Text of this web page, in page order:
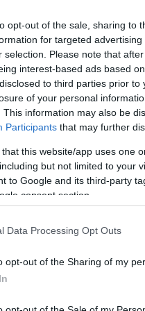
opt-out of the sale, sharing to
for targeted
selection. Please note that
interest-based ads based
to third parties prior
of your personal
This information may also be
Participants that may further
that this website/app uses one
but not limited to your
to Google and its third-party
consent section.
Data Processing Opt Outs
opt-out of the Sharing of my
mára az ifjú
volt amiatt, hogy
egy nagy szekeret.
meg még
vele a hegyekbe,
idején a
amit annak
idején a
hatalmas ház
csodálkozni.
az ember volt,
neki szégyenkezve-